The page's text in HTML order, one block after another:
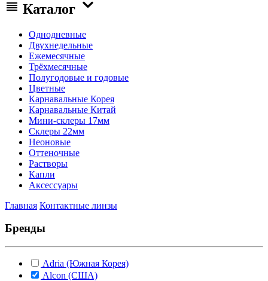
Каталог
Однодневные
Двухнедельные
Ежемесячные
Трёхмесячные
Полугодовые и годовые
Цветные
Карнавальные Корея
Карнавальные Китай
Мини-склеры 17мм
Склеры 22мм
Неоновые
Оттеночные
Растворы
Капли
Аксессуары
Главная Контактные линзы
Бренды
Adria (Южная Корея)
Alcon (США)